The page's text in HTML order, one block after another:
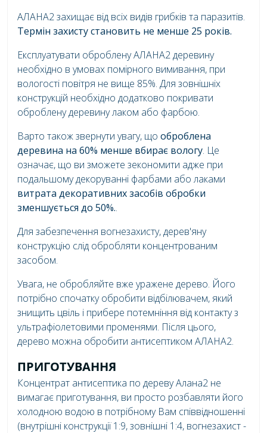
АЛАНА2 захищає від всіх видів грибків та паразитів.
Термін захисту становить не менше 25 років.
Експлуатувати оброблену АЛАНА2 деревину
необхідно в умовах помірного вимивання, при
вологості повітря не вище 85%. Для зовнішніх
конструкцій необхідно додатково покривати
оброблену деревину лаком або фарбою.
Варто також звернути увагу, що оброблена
деревина на 60% менше вбирає вологу. Це
означає, що ви зможете зекономити адже при
подальшому декоруванні фарбами або лаками
витрата декоративних засобів обробки
зменшується до 50%..
Для забезпечення вогнезахисту, дерев'яну
конструкцію слід обробляти концентрованим
засобом.
Увага, не обробляйте вже уражене дерево. Його
потрібно спочатку обробити відбілювачем, який
знищить цвіль і прибере потемніння від контакту з
ультрафіолетовими променями. Після цього,
дерево можна обробити антисептиком АЛАНА2.
ПРИГОТУВАННЯ
Концентрат антисептика по дереву Алана2 не
вимагає приготування, ви просто розбавляти його
холодною водою в потрібному Вам співвідношенні
(внутрішні конструкції 1:9, зовнішні 1:4, вогнезахист -